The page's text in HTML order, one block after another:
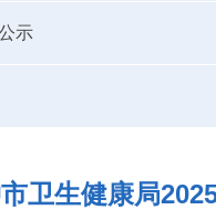
示
卫生健康局